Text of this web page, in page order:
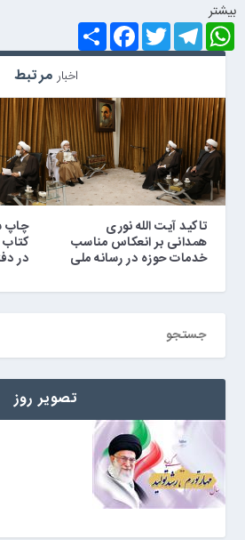
بيشتر
S
h
a
F
a
c
o
o
k
T
w
i
e
r
T
e
l
r
a
m
W
h
a
A
اخبار مرتبط
در
تاکید آیت الله نوری
همدانی بر انعکاس مناسب
خدمات حوزه در رسانه ملی
تصویر روز